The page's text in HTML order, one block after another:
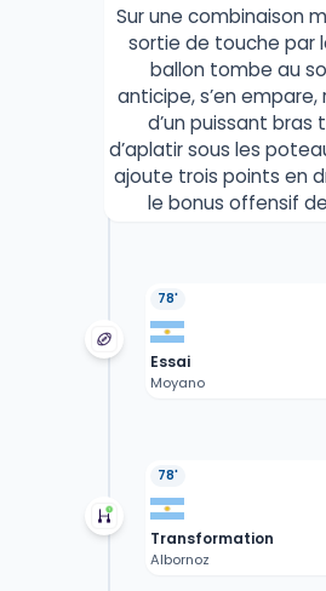
Sur une combinaison
sortie de touche par
ballon tombe au
anticipe, s’en empare,
d’un puissant bras
d’aplatir sous les
ajoute trois points en
le bonus offensif
78'
Essai
Moyano
78'
Transformation
Albornoz